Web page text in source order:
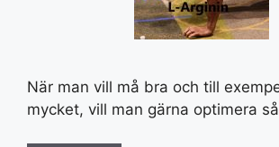
När man vill må bra och till
mycket, vill man gärna optimera